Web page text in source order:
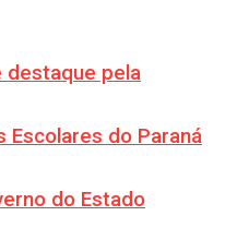
destaque pela
do Paraná
do Estado